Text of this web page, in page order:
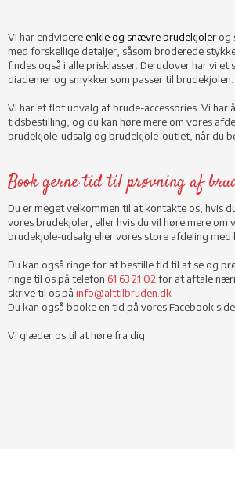
Vi har endvidereenkle​ og snævre brudekjolerog
med forskellige detaljer, såsom broderede
findes også i alle prisklasser. Derudover har vi et
diademer og smykker som passer til brudekjolen.
Vi har et flot udvalg af brude-accessories. Vi har
tidsbestilling, og du kan høre mere om vores
brudekjole-udsalg og brudekjole-outlet, når du
Book gerne tid til prøvning ​af
Du er meget velkommen til at kontakte os, hvis
vores brudekjoler, eller hvis du vil høre mere om
brudekjole-udsalg eller vores store afdeling med
Du kan også ringe for at bestille tid til at se og
ringe til os på telefon 61 63 21 02 for at aftale
skrive til os på info@alttilbruden.dk
Du kan også booke en tid på vores Facebook side
Vi glæder os til at høre fra dig.